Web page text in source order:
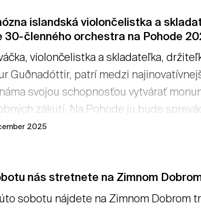
islandská violončelistka a
30-členného orchestra na Pohode
violončelistka a skladateľka,
Guðnadóttir, patrí medzi
svojou schopnosťou vytvárať
zákutí. Na Pohode ju bude
hudobný zážitok plný zimomriaviek.
2025
nás stretnete na Zimnom
sobotu nájdete na Zimnom Dobrom